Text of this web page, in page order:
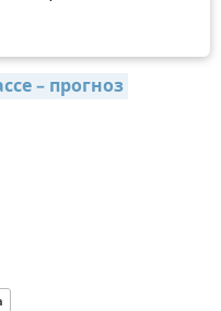
– прогноз